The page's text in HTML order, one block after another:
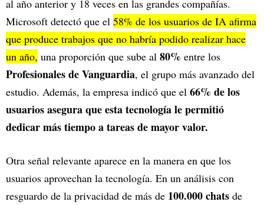
al año anterior y 18 veces en las grandes compañías.
Microsoft detectó que el 58% de los usuarios de IA afirma
que produce trabajos que no habría podido realizar hace
un año, una proporción que sube al 80% entre los
Profesionales de Vanguardia, el grupo más avanzado del
estudio. Además, la empresa indicó que el 66% de los
usuarios asegura que esta tecnología le permitió
dedicar más tiempo a tareas de mayor valor.
Otra señal relevante aparece en la manera en que los
usuarios aprovechan la tecnología. En un análisis con
resguardo de la privacidad de más de 100.000 chats de